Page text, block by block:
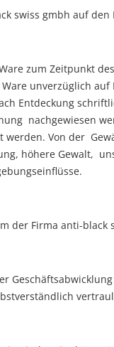
swiss gmbh auf den
zum Zeitpunkt
unverzüglich
Entdeckung
nachgewiesen
Von der
höhere Gewalt,
der Firma anti-black